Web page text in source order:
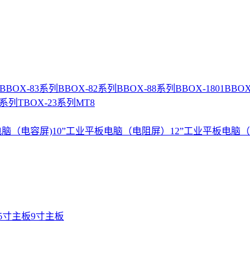
BBOX-83系列 BBOX-82系列 BBOX-88系列 BBOX-1801
列 TBOX-23系列 MT8
脑（电容屏)10”工业平板电脑（电阻屏） 12”工业平板电脑
寸主板9寸主板